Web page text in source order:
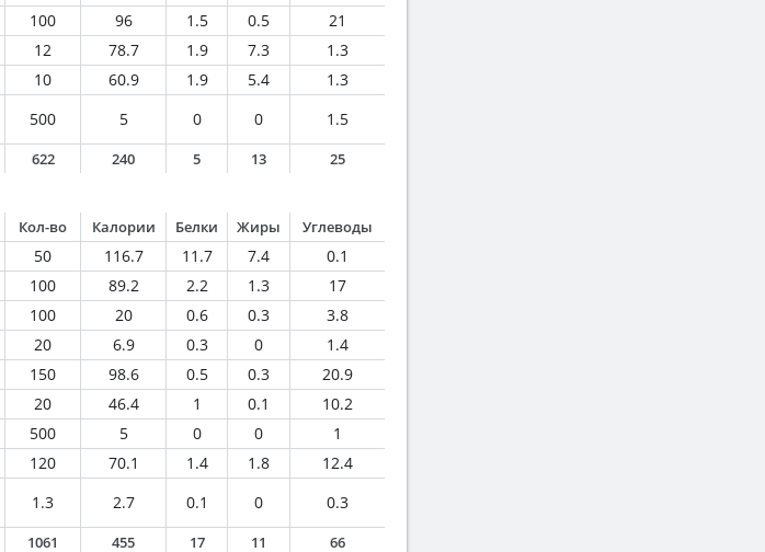
100 96 1.5 0.5
21
12 78.7 1.9 7.3
1.3
10 60.9 1.9 5.4
1.3
500 5 0 0
1.5
622 240 5 13 25
Кол-во Калории Белки Жиры Углеводы
50 116.7 11.7 7.4
0.1
100 89.2 2.2 1.3
17
100 20 0.6 0.3
3.8
20 6.9 0.3 0
1.4
150 98.6 0.5 0.3
20.9
20 46.4 1 0.1
10.2
500 5 0 0
1
120 70.1 1.4 1.8
12.4
1.3 2.7 0.1 0
0.3
1061 455 17 11 66